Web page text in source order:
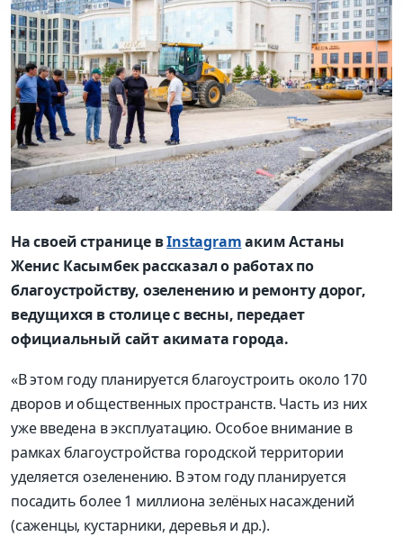
На своей странице вInstagramаким Астаны
Женис Касымбек рассказал о работах по
благоустройству, озеленению и ремонту дорог,
ведущихся в столице с весны, передает
официальный сайт акимата города.
«В этом году планируется благоустроить около 170
дворов и общественных пространств. Часть из них
уже введена в эксплуатацию. Особое внимание в
рамках благоустройства городской территории
уделяется озеленению. В этом году планируется
посадить более 1 миллиона зелёных насаждений
(саженцы, кустарники, деревья и др.).